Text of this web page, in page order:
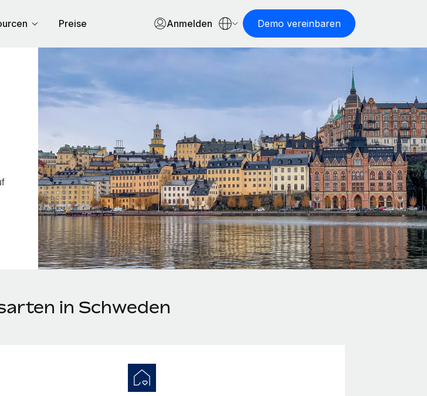
Preise Anmelden Demo vereinbaren
in Schweden